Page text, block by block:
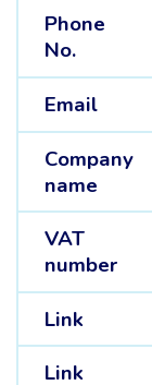
Phone
No.
Email
Company
name
VAT
number
Link
Link